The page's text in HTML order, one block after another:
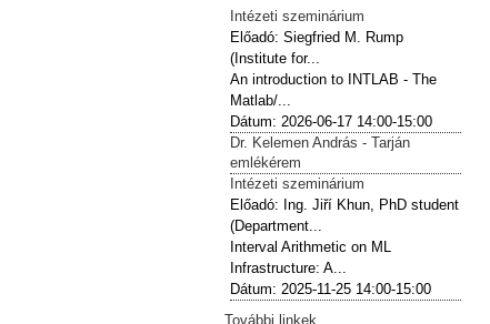
Intézeti szeminárium
Előadó:Siegfried M. Rump
(Institute for...
An introduction to INTLAB - The
Matlab/...
Dátum: 2026-06-17 14:00-15:00
Dr. Kelemen András - Tarján
emlékérem
Intézeti szeminárium
Előadó: Ing. Jiří Khun, PhD student
(Department...
Interval Arithmetic on ML
Infrastructure: A...
Dátum: 2025-11-25 14:00-15:00
További linkek